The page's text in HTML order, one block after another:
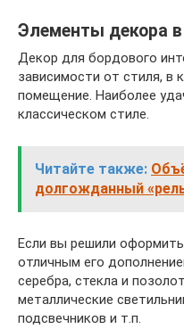
Элементы декора
Декор для бордового
зависимости от стиля, в
помещение. Наиболее
классическом стиле.
Читайте также:
долгожданный
Если вы решили
отличным его
серебра, стекла и
металлические
подсвечников и т.п.